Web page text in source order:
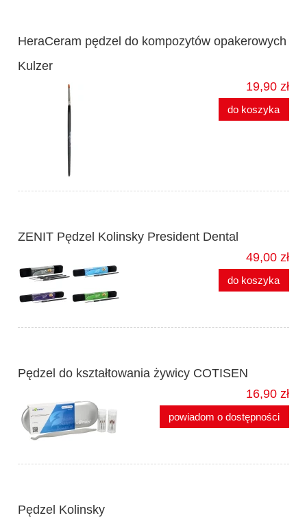
HeraCeram pędzel do kompozytów opakerowych
Kulzer
19,90 zł
do koszyka
ZENIT Pędzel Kolinsky President Dental
49,00 zł
do koszyka
Pędzel do kształtowania żywicy COTISEN
16,90 zł
powiadom o dostępności
Pędzel Kolinsky